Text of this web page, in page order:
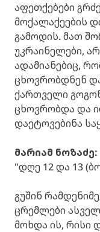
აფეთქებები
მოქალაქეების
გამოდის. მათ
უკრაინელები,
ადამიანებიც,
ცხოვრობდნენ
ქართველი
ცხოვრობდა და
დაეტოვებინა
მარიამ ნოზაძე:
"დღე 12 და 13
გუშინ
ცრემლები
მოხდა ის, რისი